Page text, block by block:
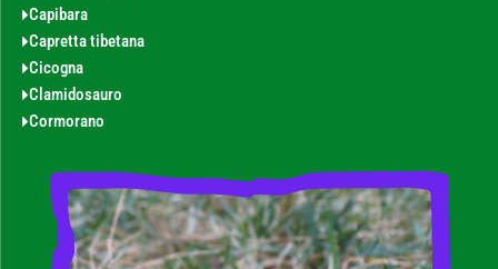
Capibara
Capretta tibetana
Cicogna
Clamidosauro
Cormorano